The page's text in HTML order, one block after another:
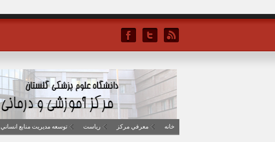
خانه معرفي مرکز رياست توسعه مديريت منابع انساني